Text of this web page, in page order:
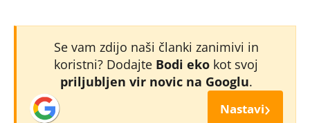
Se vam zdijo naši članki zanimivi in
koristni? Dodajte Bodi eko kot svoj
priljubljen vir novic na Googlu.
Nastavi›